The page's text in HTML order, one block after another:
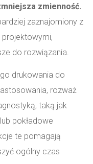
zmienność.
zaznajomiony z
projektowymi,
do rozwiązania.
drukowania do
rozważ
taką jak
pokładowe
te pomagają
ogólny czas